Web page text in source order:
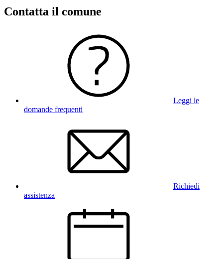
Contatta il comune
Leggi le
domande frequenti
Richiedi
assistenza